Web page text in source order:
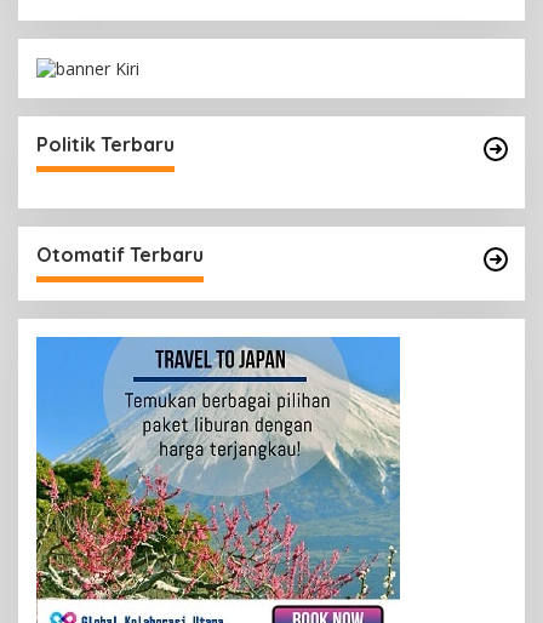
Politik Terbaru
Otomatif Terbaru